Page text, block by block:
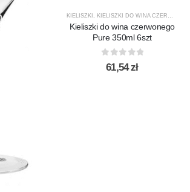
KIELISZKI KIELISZKI DO WINA CZERWONEGO
Kieliszki do wina czerwonego
Pure 350ml 6szt
out of 5
61,54zł